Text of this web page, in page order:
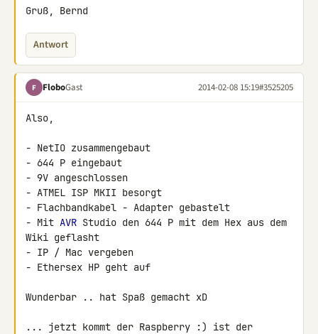
Gruß, Bernd
Antwort
F FloboGast 2014-02-08 15:19#3525205
Also,
- NetIO zusammengebaut
- 644 P eingebaut
- 9V angeschlossen
- ATMEL ISP MKII besorgt
- Flachbandkabel - Adapter gebastelt
- Mit AVR Studio den 644 P mit dem Hex aus dem
Wiki geflasht
- IP / Mac vergeben
- Ethersex HP geht auf
Wunderbar .. hat Spaß gemacht xD
... jetzt kommt der Raspberry :) ist der